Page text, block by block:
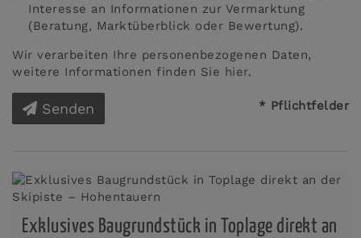
Interesse an Informationen zur Vermarktung
(Beratung, Marktüberblick oder Bewertung).
Wir verarbeiten Ihre personenbezogenen Daten,
weitere Informationen finden Sie hier.
Senden * Pflichtfelder
Exklusives Baugrundstück in Toplage direkt an